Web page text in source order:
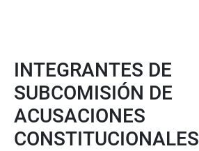
INTEGRANTES DE
SUBCOMISIÓN DE
ACUSACIONES
CONSTITUCIONALES